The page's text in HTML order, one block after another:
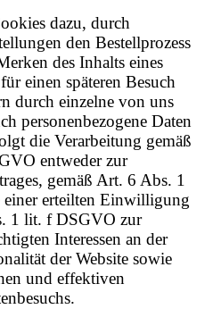
dazu, durch
den Bestellprozess
des Inhalts eines
einen späteren Besuch
durch einzelne von uns
personenbezogene Daten
die Verarbeitung gemäß
entweder zur
gemäß Art. 6 Abs. 1
erteilten Einwilligung
1 lit. f DSGVO zur
Interessen an der
der Website sowie
und effektiven